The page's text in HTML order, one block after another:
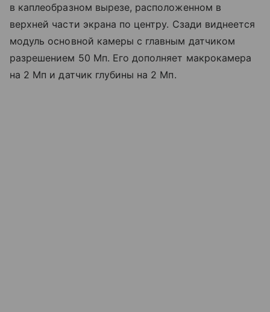
в каплеобразном вырезе, расположенном в
верхней части экрана по центру. Сзади виднеется
модуль основной камеры с главным датчиком
разрешением 50 Мп. Его дополняет макрокамера
на 2 Мп и датчик глубины на 2 Мп.